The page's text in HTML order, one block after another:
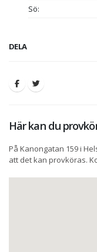
Sö:
DELA
Här kan du
På Kanongatan 159 i
att det kan provköras.